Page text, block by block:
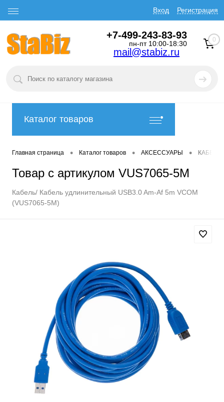
Вход Регистрация
+7-499-243-83-93
пн-пт 10:00-18:30
mail@stabiz.ru
0
Каталог товаров
Главная страница • Каталог товаров • АКСЕССУАРЫ •
Товар с артикулом VUS7065-5M
Кабель/ Кабель удлинительный USB3.0 Am-Af 5m VCOM
(VUS7065-5M)